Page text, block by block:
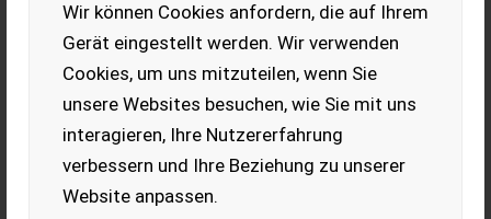
Wir können Cookies anfordern, die auf Ihrem
Gerät eingestellt werden. Wir verwenden
Cookies, um uns mitzuteilen, wenn Sie
unsere Websites besuchen, wie Sie mit uns
interagieren, Ihre Nutzererfahrung
verbessern und Ihre Beziehung zu unserer
Website anpassen.
Goldoni Base 20
Goldoni Base 20, 4wd, 22HP Lombardini, power steering,
540/540E pto rpm, 26x12.00 80% good, good working order.
EUR 11.193